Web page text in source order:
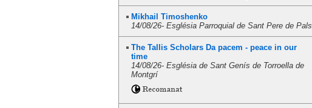
Mikhail Timoshenko
14/08/26- Església Parroquial de Sant Pere de Pals
The Tallis Scholars Da pacem - peace in our
time
14/08/26- Església de Sant Genís de Torroella de
Montgrí